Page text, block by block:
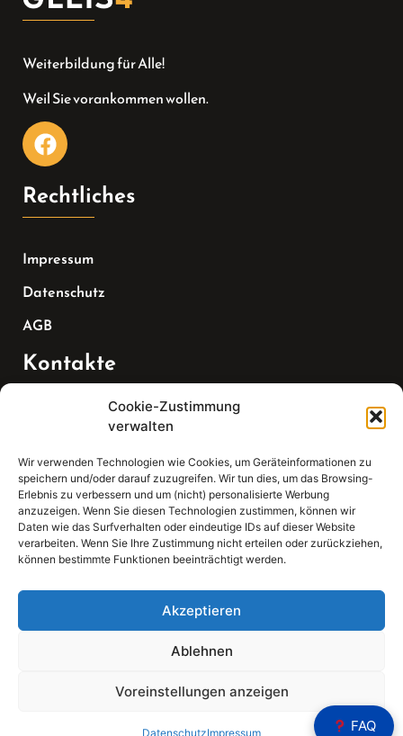
Cookie-Zustimmung
verwalten
Wir verwenden Technologien wie Cookies, um Geräteinformationen zu
speichern und/oder darauf zuzugreifen. Wir tun dies, um das Browsing-
Erlebnis zu verbessern und um (nicht) personalisierte Werbung
anzuzeigen. Wenn Sie diesen Technologien zustimmen, können wir
Daten wie das Surfverhalten oder eindeutige IDs auf dieser Website
verarbeiten. Wenn Sie Ihre Zustimmung nicht erteilen oder zurückziehen,
können bestimmte Funktionen beeinträchtigt werden.
Akzeptieren
Ablehnen
Voreinstellungen anzeigen
DatenschutzImpressum
Weiterbildung für Alle!
Weil Sie vorankommen wollen.
Rechtliches
Impressum
Datenschutz
AGB
Kontakte
07147 270 3349
Email:
sekretariat(at)gleis4-seminarzentrum.com
Adresse:
Bahnhofstraße 21, 74343 Sachsenheim
FAQ